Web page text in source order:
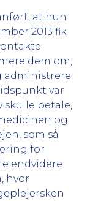
at hun
2013 fik
dem om,
administrere
var
betale,
og
som så
for
endvidere
hvor